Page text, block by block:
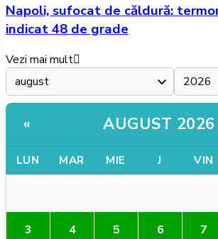
Napoli, sufocat de căldură:
indicat 48 de grade
Vezi mai mult
« AUGUST 2026
LUN MAR MIE J VIN
3 4 5 6 7